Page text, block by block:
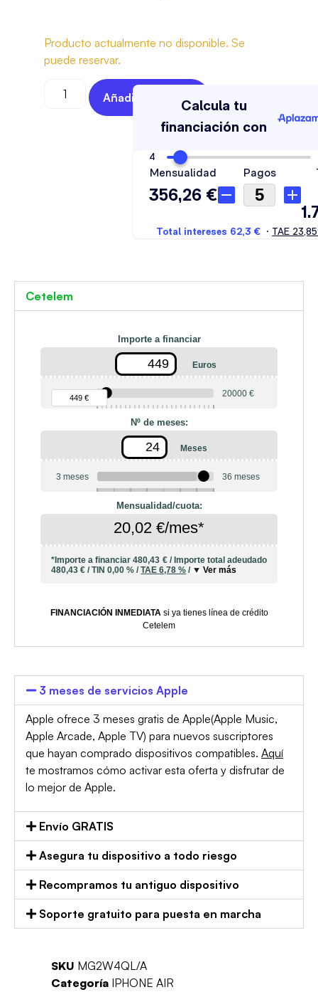
Producto actualmente no disponible. Se
puede reservar.
Añadir Al Carrito
Cetelem
Importe a financiar
Euros
90 €
449 € 20000 €
Nº de meses:
Meses
3 meses 36 meses
Mensualidad/cuota:
20,02 €/mes*
*Importe a financiar480,43 € / Importe total adeudado
480,43 € /TIN0,00 % /TAE6,78 % / Ver más
FINANCIACIÓN INMEDIATA si ya tienes línea de crédito
Cetelem
3 meses de servicios Apple
Apple ofrece 3 meses gratis de Apple(Apple Music,
Apple Arcade, Apple TV) para nuevos suscriptores
que hayan comprado dispositivos compatibles. Aquí
te mostramos cómo activar esta oferta y disfrutar de
lo mejor de Apple.
Envío GRATIS
Asegura tu dispositivo a todo riesgo
Recompramos tu antiguo dispositivo
Soporte gratuito para puesta en marcha
SKU MG2W4QL/A
Categoría IPHONE AIR